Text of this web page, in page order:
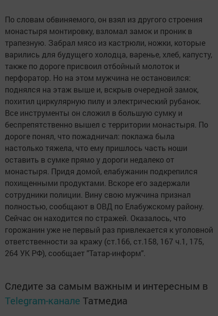
По словам обвиняемого, он взял из другого строения
монастыря монтировку, взломал замок и проник в
трапезную. Забрал мясо из кастрюли, ножки, которые
варились для будущего холодца, варенье, хлеб, капусту,
также по дороге присвоил отбойный молоток и
перфоратор. Но на этом мужчина не остановился:
поднялся на этаж выше и, вскрыв очередной замок,
похитил циркулярную пилу и электрический рубанок.
Все инструменты он сложил в большую сумку и
беспрепятственно вышел с территории монастыря. По
дороге понял, что пожадничал: поклажа была
настолько тяжела, что ему пришлось часть ноши
оставить в сумке прямо у дороги недалеко от
монастыря. Придя домой, елабужанин подкрепился
похищенными продуктами. Вскоре его задержали
сотрудники полиции. Вину свою мужчина признал
полностью, сообщают в ОВД по Елабужскому району.
Сейчас он находится по стражей. Оказалось, что
горожанин уже не первый раз привлекается к уголовной
ответственности за кражу (ст.166, ст.158, 167 ч.1, 175,
264 УК РФ), сообщает "Татар-информ".
Следите за самым важным и интересным в
Telegram-канале Татмедиа